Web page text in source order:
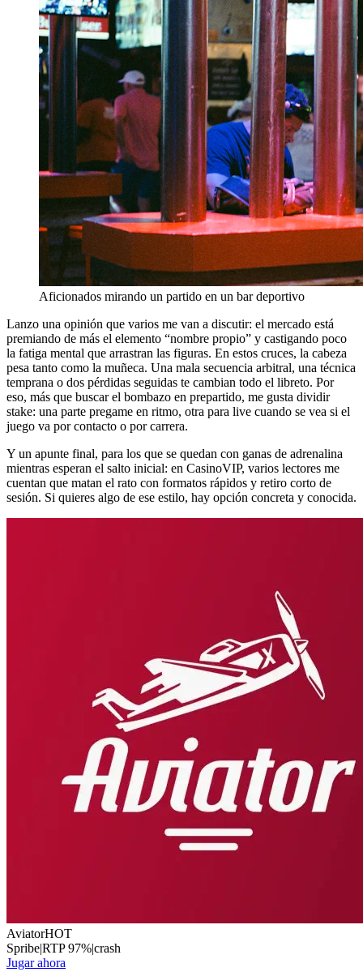
Aficionados mirando un partido en un bar deportivo
Lanzo una opinión que varios me van a discutir: el mercado está
premiando de más el elemento “nombre propio” y castigando poco
la fatiga mental que arrastran las figuras. En estos cruces, la cabeza
pesa tanto como la muñeca. Una mala secuencia arbitral, una técnica
temprana o dos pérdidas seguidas te cambian todo el libreto. Por
eso, más que buscar el bombazo en prepartido, me gusta dividir
stake: una parte pregame en ritmo, otra para live cuando se vea si el
juego va por contacto o por carrera.
Y un apunte final, para los que se quedan con ganas de adrenalina
mientras esperan el salto inicial: en CasinoVIP, varios lectores me
cuentan que matan el rato con formatos rápidos y retiro corto de
sesión. Si quieres algo de ese estilo, hay opción concreta y conocida.
AviatorHOT
Spribe|RTP97%|crash
Jugar ahora